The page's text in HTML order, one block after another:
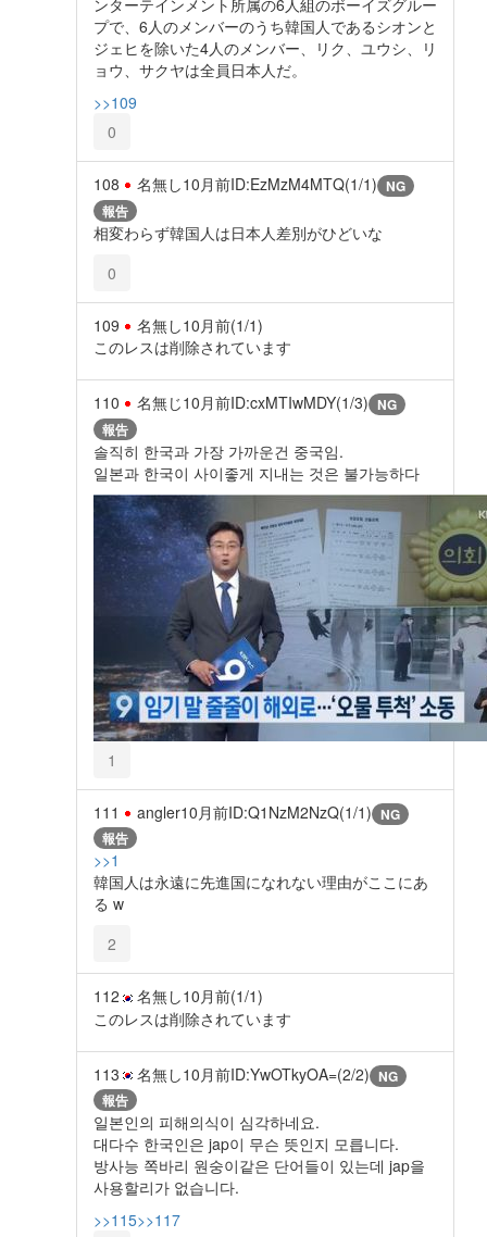
ンターテインメント所属の6人組のボーイズグルー
プで、6人のメンバーのうち韓国人であるシオンと
ジェヒを除いた4人のメンバー、リク、ユウシ、リ
ョウ、サクヤは全員日本人だ。
>>109
0
108 名無し10月前ID:EzMzM4MTQ(1/1) NG
報告
相変わらず韓国人は日本人差別がひどいな
0
109 名無し10月前(1/1)
このレスは削除されています
110 名無じ10月前ID:cxMTIwMDY(1/3) NG
報告
솔직히 한국과 가장 가까운건 중국임.
일본과 한국이 사이좋게 지내는 것은 불가능하다
1
111 angler10月前ID:Q1NzM2NzQ(1/1) NG
報告
>>1
韓国人は永遠に先進国になれない理由がここにあ
る w
2
112 名無し10月前(1/1)
このレスは削除されています
113 名無し10月前ID:YwOTkyOA=(2/2) NG
報告
일본인의 피해의식이 심각하네요.
대다수 한국인은 jap이 무슨 뜻인지 모릅니다.
방사능 쪽바리 원숭이같은 단어들이 있는데 jap을
사용할리가 없습니다.
>>115>>117